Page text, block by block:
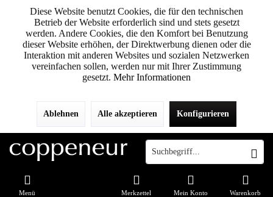
Diese Website benutzt Cookies, die für den technischen
Betrieb der Website erforderlich sind und stets gesetzt
werden. Andere Cookies, die den Komfort bei Benutzung
dieser Website erhöhen, der Direktwerbung dienen oder die
Interaktion mit anderen Websites und sozialen Netzwerken
vereinfachen sollen, werden nur mit Ihrer Zustimmung
gesetzt. Mehr Informationen
Ablehnen Alle akzeptieren Konfigurieren
Menü Warenkorb
Merkzettel Mein Konto